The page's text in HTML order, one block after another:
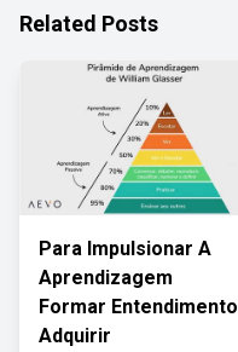
Related Posts
Para Impulsionar A
Aprendizagem
Formar Entendimento
Adquirir